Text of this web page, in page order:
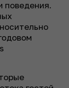
поведения.